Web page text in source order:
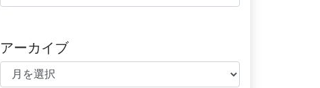
アーカイブ
アーカイブ